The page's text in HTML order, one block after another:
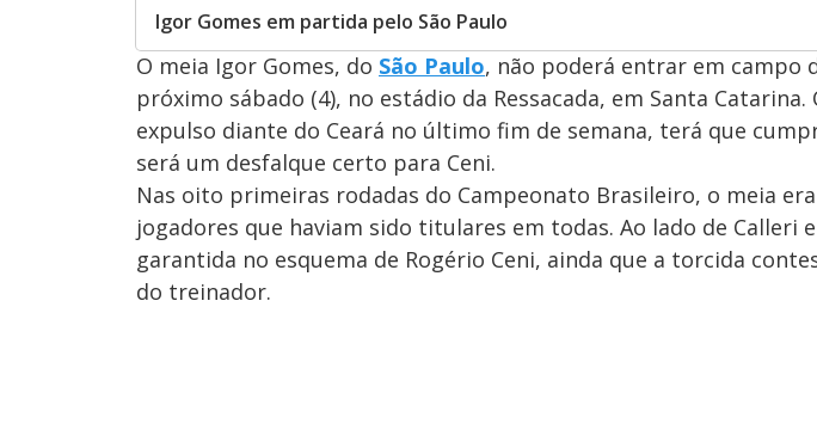
Igor Gomes em partida pelo São Paulo
O meia Igor Gomes, do São Paulo, não poderá entrar em campo
próximo sábado (4), no estádio da Ressacada, em Santa
expulso diante do Ceará no último fim de semana, terá que
será um desfalque certo para Ceni.
Nas oito primeiras rodadas do Campeonato Brasileiro, o meia
jogadores que haviam sido titulares em todas. Ao lado de Calleri
garantida no esquema de Rogério Ceni, ainda que a torcida
do treinador.